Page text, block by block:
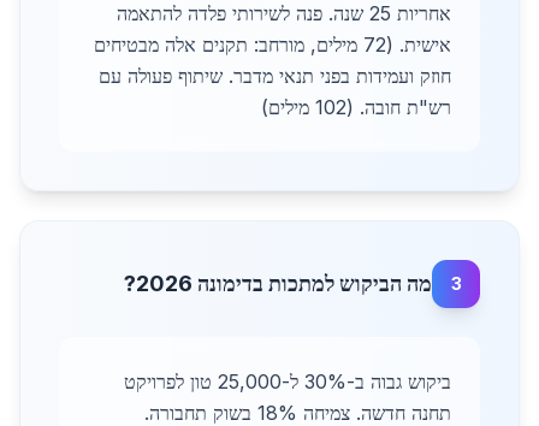
אחריות 25 שנה. פנה לשירותי פלדה להתאמה
אישית. (72 מילים, מורחב: תקנים אלה מבטיחים
חוזק ועמידות בפני תנאי מדבר. שיתוף פעולה עם
רש"ת חובה. (102 מילים)
3 מה הביקוש למתכות בדימונה 2026?
ביקוש גבוה ב-30% ל-25,000 טון לפרויקט
תחנה חדשה. צמיחה 18% בשוק תחבורה.